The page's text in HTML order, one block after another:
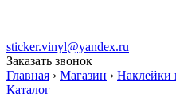
sticker.vinyl@yandex.ru
Заказать звонок
Главная › Магазин › Наклейки
Каталог